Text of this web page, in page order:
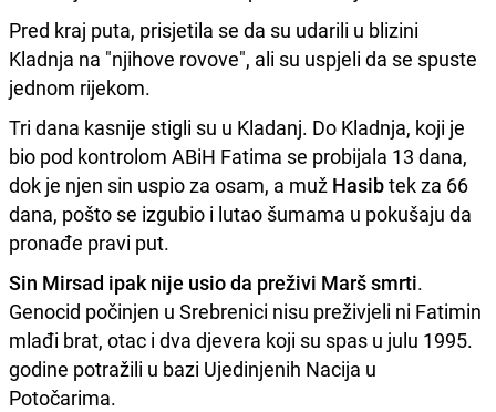
Pred kraj puta, prisjetila se da su udarili u blizini
Kladnja na "njihove rovove", ali su uspjeli da se spuste
jednom rijekom.
Tri dana kasnije stigli su u Kladanj. Do Kladnja, koji je
bio pod kontrolom ABiH Fatima se probijala 13 dana,
dok je njen sin uspio za osam, a muž Hasibtek za 66
dana, pošto se izgubio i lutao šumama u pokušaju da
pronađe pravi put.
Sin Mirsad ipak nije usio da preživi Marš smrti.
Genocid počinjen u Srebrenici nisu preživjeli ni Fatimin
mlađi brat, otac i dva djevera koji su spas u julu 1995.
godine potražili u bazi Ujedinjenih Nacija u
Potočarima.